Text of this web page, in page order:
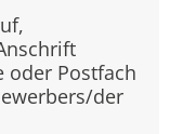
oder Postfach
der